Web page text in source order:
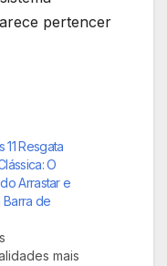
pertencer
11 Resgata
O
Arrastar e
Barra de
mais